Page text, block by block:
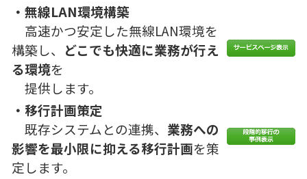
・無線LAN環境構築
高速かつ安定した無線LAN環境を
構築し、 どこでも快適に業務が行え
る環境を
提供します。
・移行計画策定
既存システムとの連携、 業務への
影響を最小限に抑える移行計画を策
定します。